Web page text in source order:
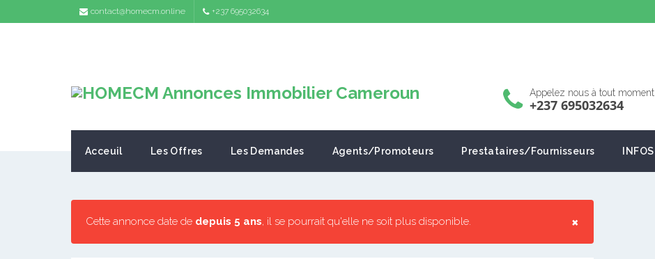
contact@homecm.online +237 695032634
Appelez nous à tout moment
+237 695032634
Acceuil Les Offres Les Demandes Agents/Promoteurs Prestataires/Fournisseurs INFOS
×
Cette annonce date de depuis 5 ans, il se pourrait qu'elle ne soit plus disponible.